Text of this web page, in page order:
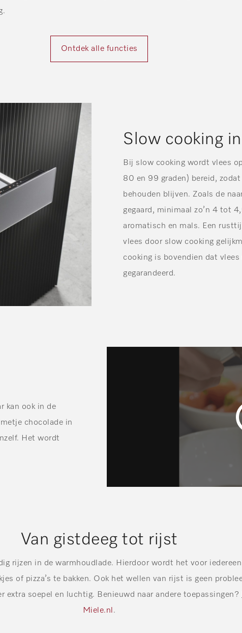
Ontdek alle functies
Slow cooking
Bij slow cooking wordt vlees
80 en 99 graden) bereid,
behouden blijven. Zoals de
gegaard, minimaal zo’n 4 tot
aromatisch en mals. Een
vlees door slow cooking
cooking is bovendien dat
gegarandeerd.
kan ook in de
chocolade in
Het wordt
Van gistdeeg tot rijst
rijzen in de warmhoudlade. Hierdoor wordt het voor
of pizza’s te bakken. Ook het wellen van rijst is geen
extra soepel en luchtig. Benieuwd naar andere toepassingen?
Miele.nl .